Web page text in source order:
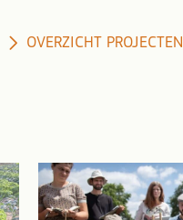
OVERZICHT PROJECTEN